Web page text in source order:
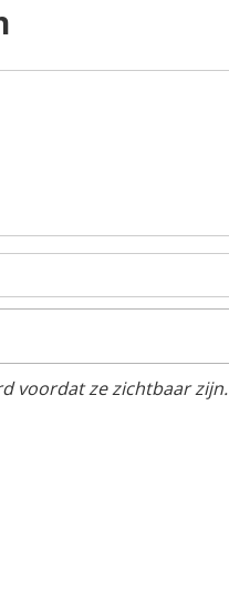
voordat ze zichtbaar zijn.